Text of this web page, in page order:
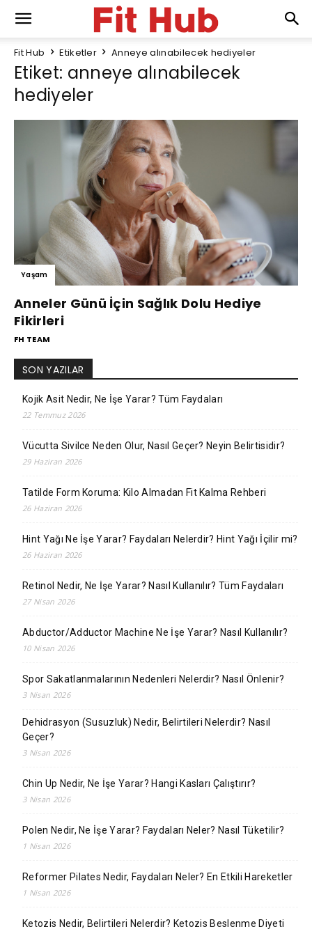
Fit Hub Etiketler Anneye alınabilecek hediyeler
Etiket: anneye alınabilecek
hediyeler
Yaşam
Anneler Günü İçin Sağlık Dolu Hediye
Fikirleri
FH TEAM
SON YAZILAR
Kojik Asit Nedir, Ne İşe Yarar? Tüm Faydaları
22 Temmuz 2026
Vücutta Sivilce Neden Olur, Nasıl Geçer? Neyin Belirtisidir?
29 Haziran 2026
Tatilde Form Koruma: Kilo Almadan Fit Kalma Rehberi
26 Haziran 2026
Hint Yağı Ne İşe Yarar? Faydaları Nelerdir? Hint Yağı İçilir mi?
26 Haziran 2026
Retinol Nedir, Ne İşe Yarar? Nasıl Kullanılır? Tüm Faydaları
27 Nisan 2026
Abductor/Adductor Machine Ne İşe Yarar? Nasıl Kullanılır?
10 Nisan 2026
Spor Sakatlanmalarının Nedenleri Nelerdir? Nasıl Önlenir?
3 Nisan 2026
Dehidrasyon (Susuzluk) Nedir, Belirtileri Nelerdir? Nasıl
Geçer?
3 Nisan 2026
Chin Up Nedir, Ne İşe Yarar? Hangi Kasları Çalıştırır?
3 Nisan 2026
Polen Nedir, Ne İşe Yarar? Faydaları Neler? Nasıl Tüketilir?
1 Nisan 2026
Reformer Pilates Nedir, Faydaları Neler? En Etkili Hareketler
1 Nisan 2026
Ketozis Nedir, Belirtileri Nelerdir? Ketozis Beslenme Diyeti